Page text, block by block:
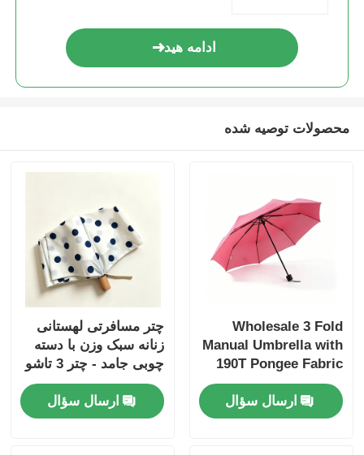
ادامه هید
محصولات توصیه شده
Wholesale 3 Fold
Manual Umbrella with
190T Pongee Fabric
250g Ultra-
Lightweight and 24cm
Folded Compact
ارسال سؤال
چتر مسافرتی لهستانی
زنانه سبک وزن با دسته
چوبی جامد - چتر 3 تاشو
قابل حمل
ارسال سؤال